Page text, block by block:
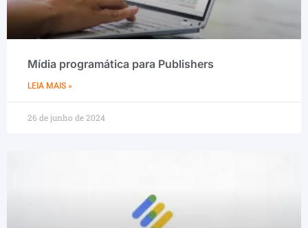
Mídia programática para Publishers
LEIA MAIS »
26 de junho de 2024